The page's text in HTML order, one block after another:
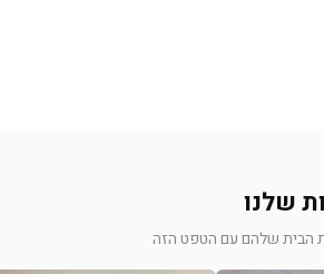
שלנו
הבית שלהם עם הטפט הזה